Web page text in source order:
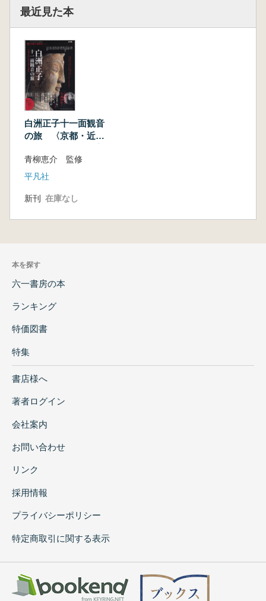
最近見た本
白洲正子十一面観音
の旅 〈京都・近
濃篇〉
青柳恵介 監修
平凡社
新刊 在庫なし
本を探す
六一書房の本
ランキング
特価図書
特集
書店様へ
著者ログイン
会社案内
お問い合わせ
リンク
採用情報
プライバシーポリシー
特定商取引に関する表示